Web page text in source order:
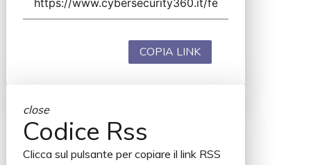
COPIA LINK
close
Codice Rss
Clicca sul pulsante per copiare il link RSS